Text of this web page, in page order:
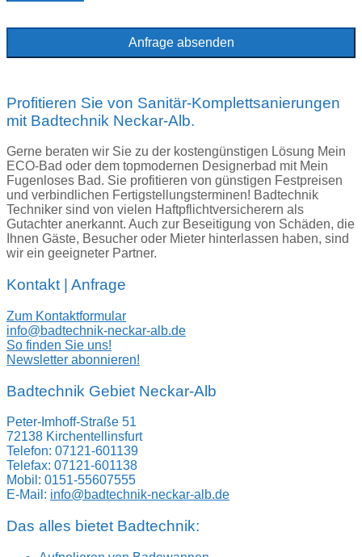
Profitieren Sie von Sanitär-Komplettsanierungen
mit Badtechnik Neckar-Alb.
Gerne beraten wir Sie zu der kostengünstigen Lösung Mein
ECO-Bad oder dem topmodernen Designerbad mit Mein
Fugenloses Bad. Sie profitieren von günstigen Festpreisen
und verbindlichen Fertigstellungsterminen! Badtechnik
Techniker sind von vielen Haftpflichtversicherern als
Gutachter anerkannt. Auch zur Beseitigung von Schäden, die
Ihnen Gäste, Besucher oder Mieter hinterlassen haben, sind
wir ein geeigneter Partner.
Kontakt | Anfrage
Zum Kontaktformular
info@badtechnik-neckar-alb.de
So finden Sie uns!
Newsletter abonnieren!
Badtechnik Gebiet Neckar-Alb
Peter-Imhoff-Straße 51
72138 Kirchentellinsfurt
Telefon: 07121-601139
Telefax: 07121-601138
Mobil: 0151-55607555
E-Mail: info@badtechnik-neckar-alb.de
Das alles bietet Badtechnik: